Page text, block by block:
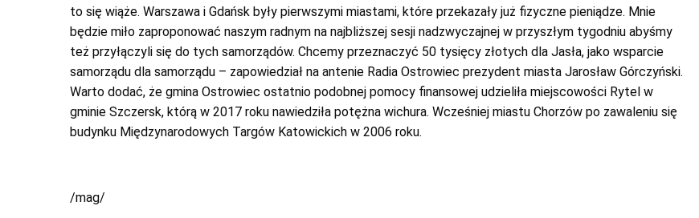
to się wiąże. Warszawa i Gdańsk były pierwszymi miastami, które przekazały już fizyczne pieniądze. Mnie
będzie miło zaproponować naszym radnym na najbliższej sesji nadzwyczajnej w przyszłym tygodniu abyśmy
też przyłączyli się do tych samorządów. Chcemy przeznaczyć 50 tysięcy złotych dla Jasła, jako wsparcie
samorządu dla samorządu – zapowiedział na antenie Radia Ostrowiec prezydent miasta Jarosław Górczyński.
Warto dodać, że gmina Ostrowiec ostatnio podobnej pomocy finansowej udzieliła miejscowości Rytel w
gminie Szczersk, którą w 2017 roku nawiedziła potężna wichura. Wcześniej miastu Chorzów po zawaleniu się
budynku Międzynarodowych Targów Katowickich w 2006 roku.
/mag/